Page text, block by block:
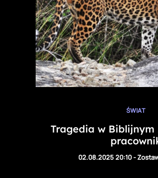
ŚWIAT
Tragedia w Biblijnym
02.08.2025 20:10-